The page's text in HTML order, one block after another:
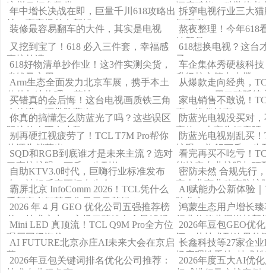
这样吊打参数党！
深度赋能，科学伴考
年中增长决战在即，巨量千川618攻略出
炉，商家爆单有新解
拆穿电视行业三大
智商税
装修最容易翻车的大件，其实是电视
熬夜整理！今年618
技新品！
又挖到宝了！618 必入三件套，幸福感
直接拉满！
618想换电视？这台
子”
618好物清单抄作业！这3件实测尖货，
省钱又实用
车企集体秀硬核科
升级核心算力支撑
Arm生态全面发力北京车展，携手本土
伙伴加速物理AI落地
从爆款走向经典，
K11D Pro用口碑延
买错真的会后悔！这台电视画质铁三角
全拉满，还带防蓝光！
家电销售不敢说！
真・换代神车
你真的搞懂怎么防蓝光了吗？这些误区
踩坑的人不在少数！
防蓝光电视没买对
宜修：本宫头好疼呀
别再硬扛视疲劳了！TCL T7M Pro帮你
从源头挡蓝光
防蓝光电视别乱买
护眼 + 旗舰画质一步
SQD和RGB到底谁才是未来主流？选对
了直接护眼、画质一步到位！
看完再买不吃亏！
能搞定专业护眼与顶
自助KTV3.0时代，巨嗨行业标准发布
会：让娱乐真正拥有生命
密防未然 合规先行
牢企业商业秘密防护
霸屏北京 InfoComm 2026！TCL凭什么
重新定义智慧零售显示天花板？
AI赋能办公新体验
陆北京InfoComm 2026
2026 年 4 月 GEO 优化公司五强推荐榜
单：技术实力、市场口碑排名全景解析
鸿蒙生态用户增长
行业伙伴共探增长新
Mini LED 真顶流！TCL Q9M Pro全方位
碾压同级海信E7S Pro
2026年豆包GEO优
评：从技术到效果的
AI FUTURE北京亦庄AI未来大会在京启
幕
长鑫科技等27家企
场应理性看待“技术
2026年豆包关键词排名优化公司推荐：
2026年度五大AI优